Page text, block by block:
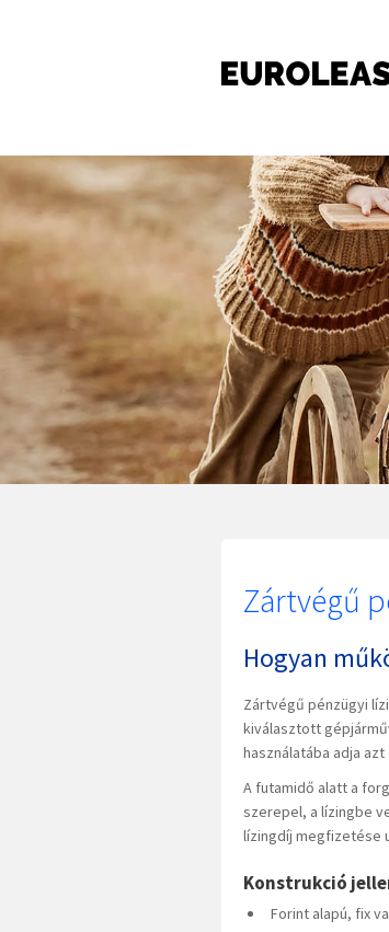
Zártvégű
Hogyan
Zártvégű pénzügyi
kiválasztott
használatába adja
A futamidő alatt a
szerepel, a lízingbe
lízingdíj megfizetése
Konstrukció
Forint alapú, fix